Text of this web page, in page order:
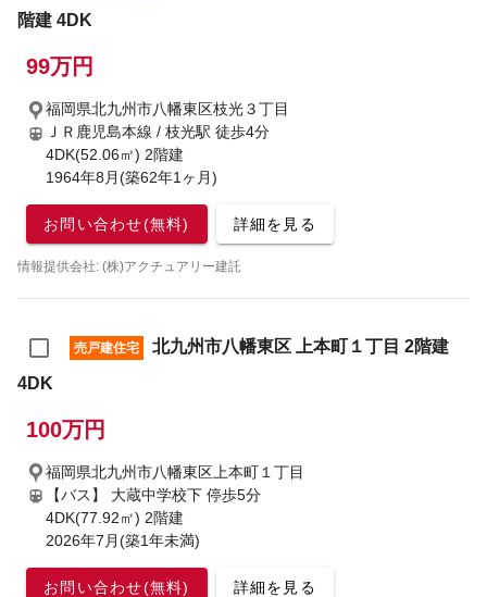
階建 4DK
99万円
福岡県北九州市八幡東区枝光３丁目
ＪＲ鹿児島本線 / 枝光駅 徒歩4分
4DK(52.06㎡) 2階建
1964年8月(築62年1ヶ月)
お問い合わせ(無料) 詳細を見る
情報提供会社: (株)アクチュアリー建託
売戸建住宅
北九州市八幡東区 上本町１丁目 2階建
4DK
100万円
福岡県北九州市八幡東区上本町１丁目
【バス】 大蔵中学校下 停歩5分
4DK(77.92㎡) 2階建
2026年7月(築1年未満)
お問い合わせ(無料) 詳細を見る